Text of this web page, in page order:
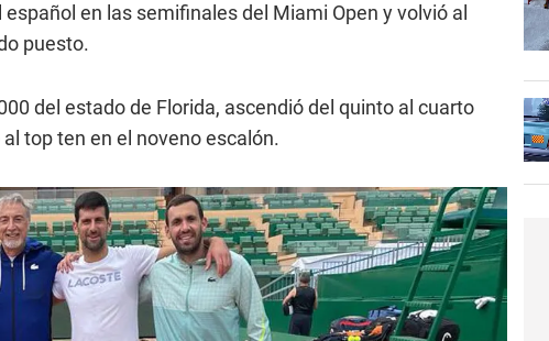
en las semifinales del Miami Open y volvió al
puesto.
del estado de Florida, ascendió del quinto al cuarto
top ten en el noveno escalón.